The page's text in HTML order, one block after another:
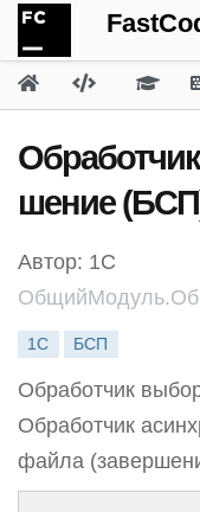
шение
Автор: 1С
1С БСП
Обработчик
Обработчик
файла